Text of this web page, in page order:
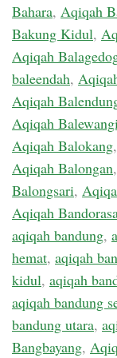
Bahara, Aqiqah
Bakung Kidul,
Aqiqah
baleendah,
Aqiqah
Aqiqah
Aqiqah Balokang,
Aqiqah Balongan,
Balongsari,
Aqiqah
aqiqah bandung,
hemat, aqiqah
kidul, aqiqah
aqiqah bandung
bandung utara,
Bangbayang,